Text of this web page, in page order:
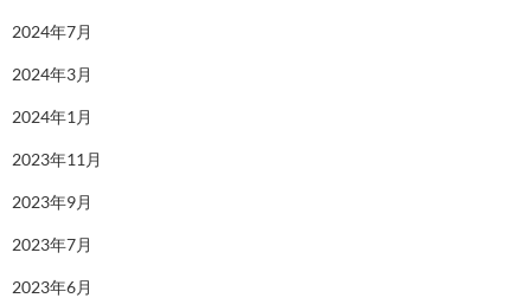
2024年7月
2024年3月
2024年1月
2023年11月
2023年9月
2023年7月
2023年6月